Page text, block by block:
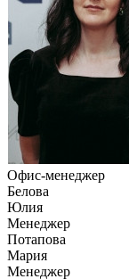
Офис-менеджер
Белова
Юлия
Менеджер
Потапова
Мария
Менеджер